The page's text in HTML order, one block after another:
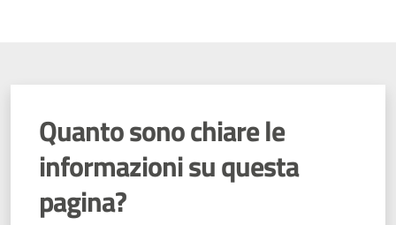
Quanto sono chiare le
informazioni su questa
pagina?